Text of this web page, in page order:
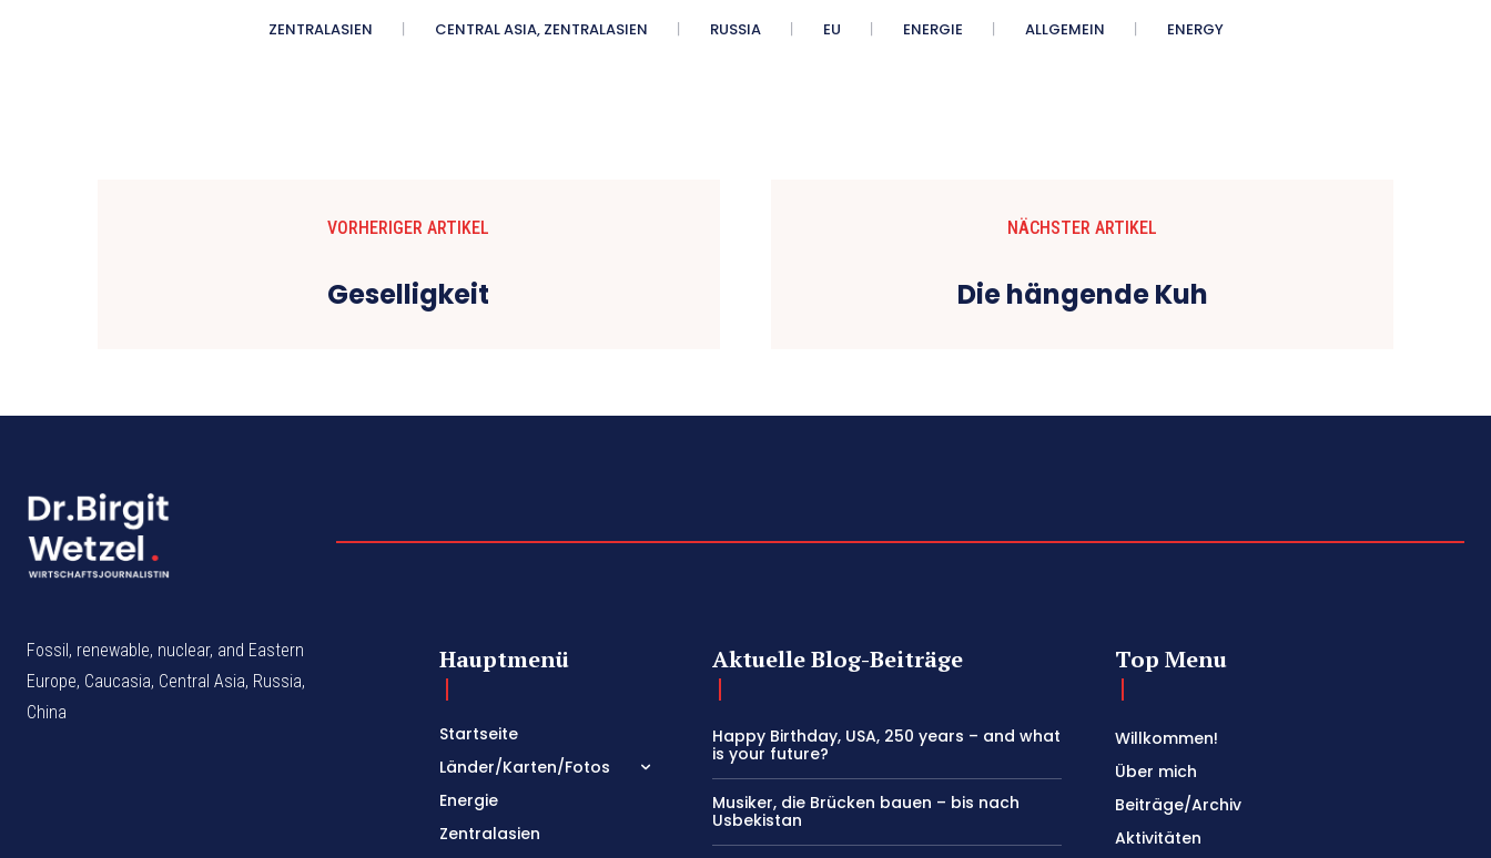
ZENTRALASIEN CENTRAL ASIA, ZENTRALASIEN RUSSIA EU ENERGIE ALLGEMEIN ENERGY
VORHERIGER ARTIKEL
Geselligkeit
NÄCHSTER ARTIKEL
Die hängende Kuh
Fossil, renewable, nuclear, and Eastern
Europe, Caucasia, Central Asia, Russia,
China
Hauptmenü
Startseite
Länder/Karten/Fotos
Energie
Zentralasien
Aktuelle Blog-Beiträge
Happy Birthday, USA, 250 years – and what
is your future?
Musiker, die Brücken bauen – bis nach
Usbekistan
Top Menu
Willkommen!
Über mich
Beiträge/Archiv
Aktivitäten